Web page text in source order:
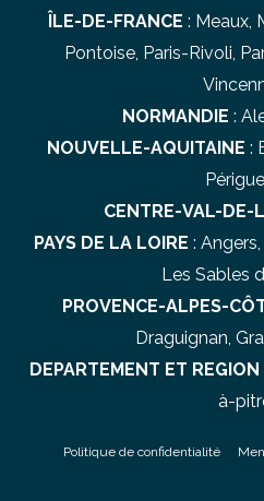
ÎLE-DE-FRANCE : Meaux,
Pontoise, Paris-Rivoli,
NORMANDIE :
NOUVELLE-AQUITAINE :
CENTRE-VAL-DE-
PAYS DE LA LOIRE : Angers,
Les Sables
PROVENCE-ALPES-
Draguignan,
DEPARTEMENT ET
à-
Politique de confidentialité